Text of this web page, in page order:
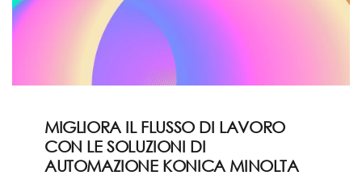
MIGLIORA IL FLUSSO DI LAVORO
CON LE SOLUZIONI DI
AUTOMAZIONE KONICA MINOLTA